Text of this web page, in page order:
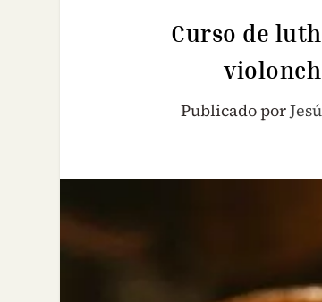
Curso de
Publicado por